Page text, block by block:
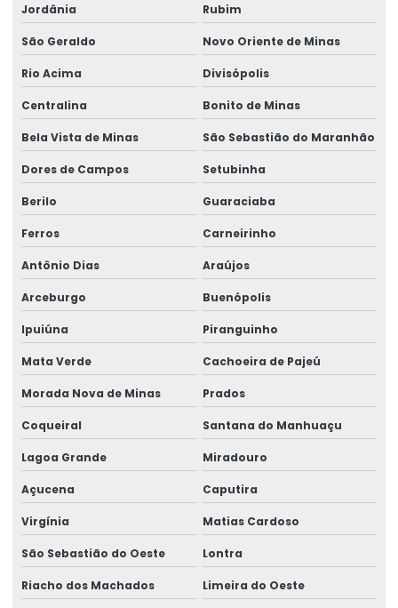
Jordânia Rubim
São Geraldo Novo Oriente de Minas
Rio Acima Divisópolis
Centralina Bonito de Minas
Bela Vista de Minas São Sebastião do Maranhão
Dores de Campos Setubinha
Berilo Guaraciaba
Ferros Carneirinho
Antônio Dias Araújos
Arceburgo Buenópolis
Ipuiúna Piranguinho
Mata Verde Cachoeira de Pajeú
Morada Nova de Minas Prados
Coqueiral Santana do Manhuaçu
Lagoa Grande Miradouro
Açucena Caputira
Virgínia Matias Cardoso
São Sebastião do Oeste Lontra
Riacho dos Machados Limeira do Oeste